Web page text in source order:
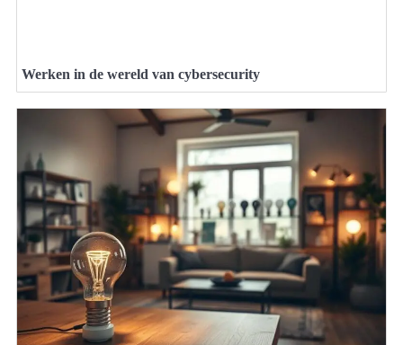
Werken in de wereld van cybersecurity